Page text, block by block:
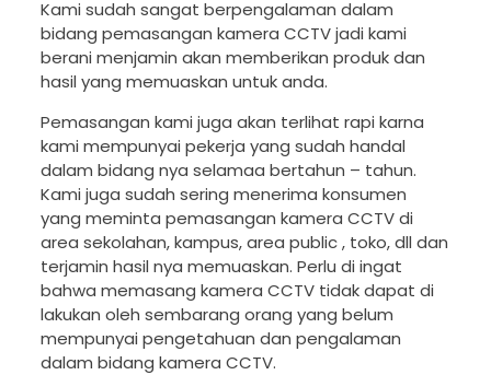
Kami sudah sangat berpengalaman dalam
bidang pemasangan kamera CCTV jadi kami
berani menjamin akan memberikan produk dan
hasil yang memuaskan untuk anda.
Pemasangan kami juga akan terlihat rapi karna
kami mempunyai pekerja yang sudah handal
dalam bidang nya selamaa bertahun – tahun.
Kami juga sudah sering menerima konsumen
yang meminta pemasangan kamera CCTV di
area sekolahan, kampus, area public , toko, dll dan
terjamin hasil nya memuaskan. Perlu di ingat
bahwa memasang kamera CCTV tidak dapat di
lakukan oleh sembarang orang yang belum
mempunyai pengetahuan dan pengalaman
dalam bidang kamera CCTV.